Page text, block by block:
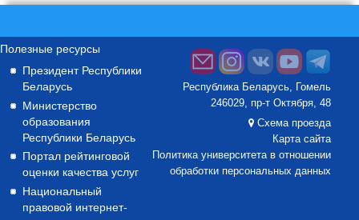
Полезные ресурсы
Президент Республики
Беларусь
Министерство
образования
Республики Беларусь
Портал рейтинговой
оценки качества услуг
Национальный
правовой интернет-
Республика Беларусь, Гомель
246029, пр-т Октября, 48
Схема проезда
Карта сайта
Политика университета в отношении
обработки персональных данных